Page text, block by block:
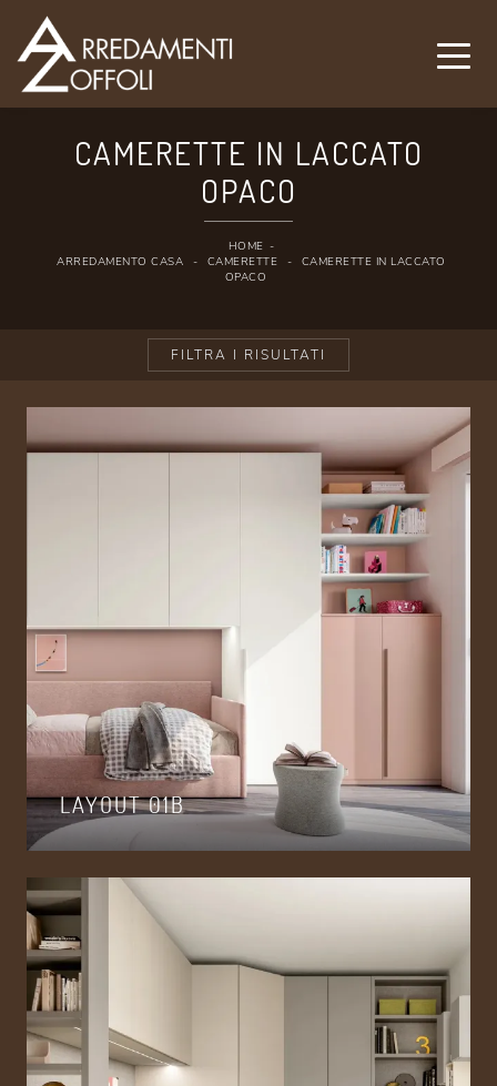
CAMERETTE IN LACCATO
OPACO
HOME -
ARREDAMENTO CASA
- CAMERETTE -
CAMERETTE IN LACCATO
OPACO
FILTRA I RISULTATI
LAYOUT 01B